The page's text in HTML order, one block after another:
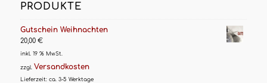
PRODUKTE
Gutschein Weihnachten
20,00 €
inkl. 19 % MwSt.
zzgl. Versandkosten
Lieferzeit: ca. 3-5 Werktage